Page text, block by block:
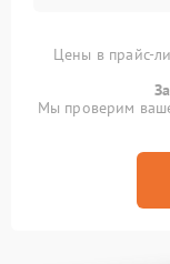
Цены в прайс-
Мы проверим